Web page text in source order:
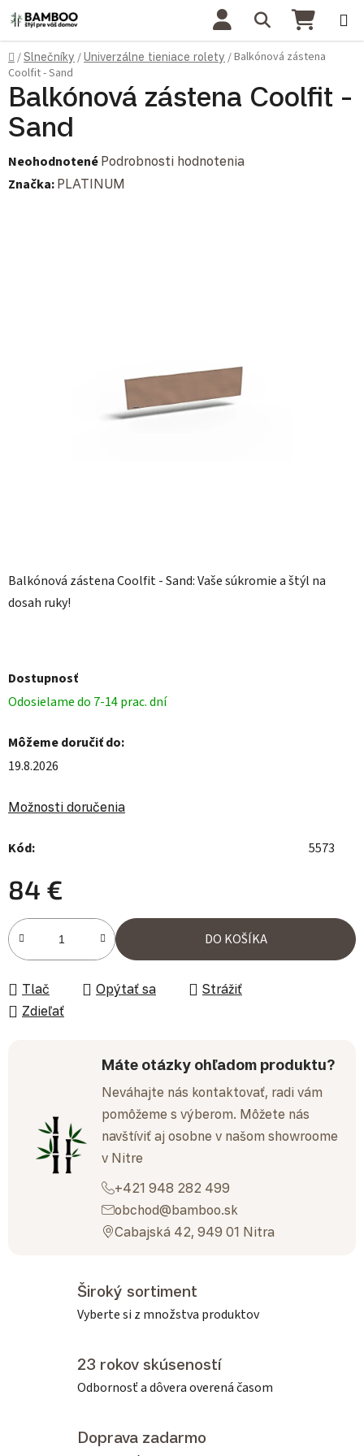
Prejsť na obsah Hľadať
Domov
/Slnečníky /Univerzálne tieniace rolety /Balkónová zástena
Coolfit - Sand
Balkónová zástena Coolfit - Sand: Vaše súkromie a štýl na
dosah ruky!
Dostupnosť
Odosielame do 7-14 prac. dní
Môžeme doručiť do:
19.8.2026
Možnosti doručenia
Kód: 5573
84 €
Jednotková cena:
DO KOŠÍKA
Tlač Opýtať sa
Strážiť
Zdieľať
Máte otázky ohľadom produktu?
Neváhajte nás kontaktovať, radi vám
pomôžeme s výberom. Môžete nás
navštíviť aj osobne v našom showroome
v Nitre
+421 948 282 499
obchod@bamboo.sk
Cabajská 42, 949 01 Nitra
Balkónová zástena Coolfit -
Sand
Priemerné hodnotenie produktu je 0,0 z 5 hviezdičiek.
Neohodnotené Podrobnosti hodnotenia
Značka: PLATINUM
Široký sortiment
Vyberte si z množstva produktov
23 rokov skúseností
Odbornosť a dôvera overená časom
Doprava zadarmo